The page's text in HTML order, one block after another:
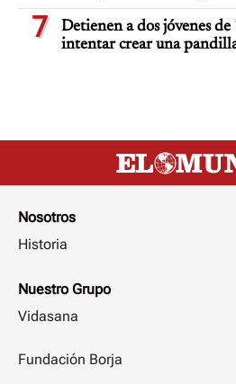
7
Detienen a dos jóvenes de
intentar crear una
Nosotros
Historia
Nuestro Grupo
Vidasana
Fundación Borja